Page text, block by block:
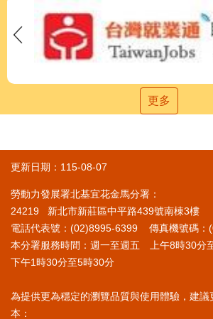
更多
更新日期：115-08-07
勞動力發展署北基宜花金馬分署：
24219 新北市新莊區中平路439號南棟3樓
電話代表號：(02)8995-6399 傳真機號碼：
本分署服務時間：週一至週五 上午8時30分
下午1時30分至5時30分
為提供更為穩定的瀏覽品質與使用體驗，建議
本：